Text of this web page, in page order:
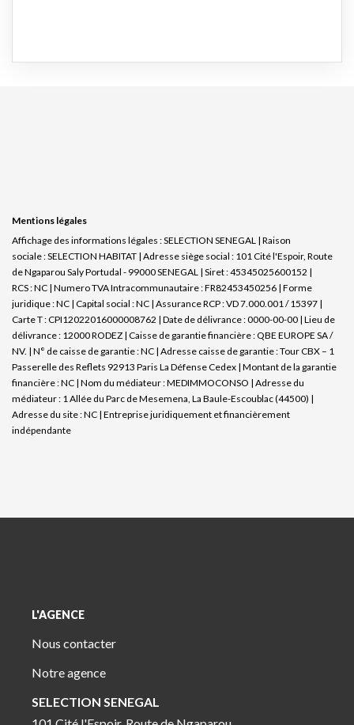
Mentions légales
Affichage des informations légales : SELECTION SENEGAL | Raison
sociale : SELECTION HABITAT | Adresse siège social : 101 Cité l'Espoir, Route
de Ngaparou Saly Portudal - 99000 SENEGAL | Siret : 45345025600152 |
RCS : NC | Numero TVA Intracommunautaire : FR82453450256 | Forme
juridique : NC | Capital social : NC | Assurance RCP : VD 7.000.001 / 15397 |
Carte T : CPI12022016000008762 | Date de délivrance : 0000-00-00 | Lieu de
délivrance : 12000 RODEZ | Caisse de garantie financière : QBE EUROPE SA /
NV. | N° de caisse de garantie : NC | Adresse caisse de garantie : Tour CBX – 1
Passerelle des Reflets 92913 Paris La Défense Cedex | Montant de la garantie
financière : NC | Nom du médiateur : MEDIMMOCONSO | Adresse du
médiateur : 1 Allée du Parc de Mesemena, La Baule-Escoublac (44500) |
Adresse du site : NC | Entreprise juridiquement et financièrement
indépendante
L'AGENCE
Nous contacter
Notre agence
SELECTION SENEGAL